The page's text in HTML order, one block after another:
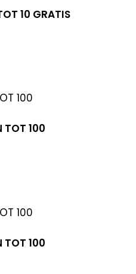
10 GRATIS
TOT 100
TOT 100